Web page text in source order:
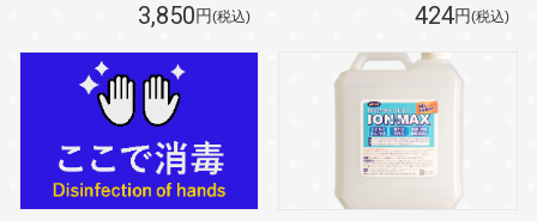
3,850円(税込) 424円(税込)